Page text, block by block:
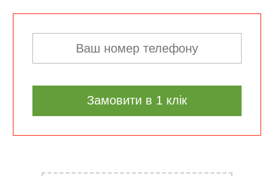
Замовити в 1 клік